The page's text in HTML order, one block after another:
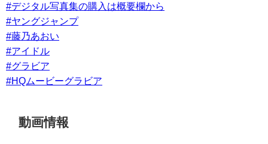
#デジタル写真集の購入は概要欄から
#ヤングジャンプ
#藤乃あおい
#アイドル
#グラビア
#HQムービーグラビア
動画情報